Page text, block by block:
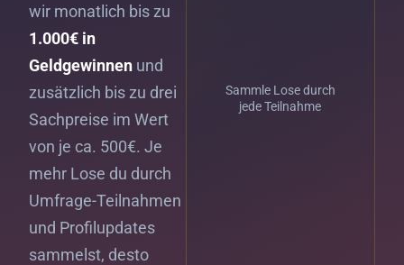
wir monatlich bis zu
1.000€ in
Geldgewinnen und
zusätzlich bis zu drei
Sachpreise im Wert
von je ca. 500€. Je
mehr Lose du durch
Umfrage-Teilnahmen
und Profilupdates
sammelst, desto
Sammle Lose durch
jede Teilnahme